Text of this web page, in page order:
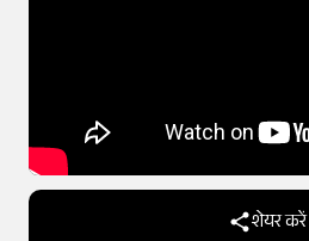
शेयर करें